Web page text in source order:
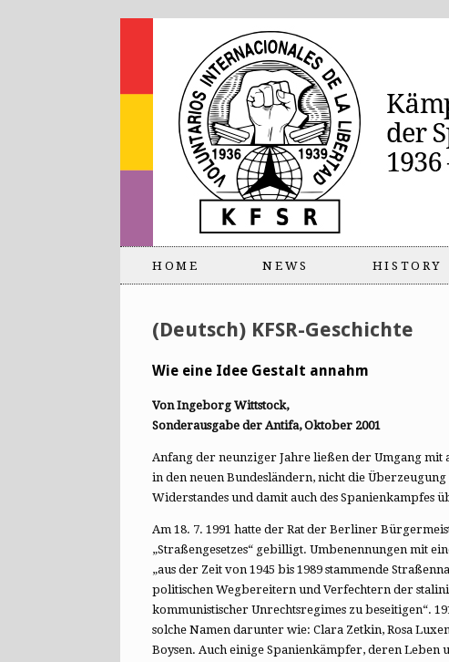
HOME NEWS HISTORY
(Deutsch) KFSR-Geschichte
Wie eine Idee Gestalt annahm
Von Ingeborg Wittstock,
Sonderausgabe der Antifa, Oktober 2001
Anfang der neunziger Jahre ließen der Umgang
in den neuen Bundesländern, nicht die Überzeugung
Widerstandes und damit auch des Spanienkampfes
Am 18. 7. 1991 hatte der Rat der Berliner
„Straßengesetzes“ gebilligt. Umbenennungen mit
„aus der Zeit von 1945 bis 1989 stammende
politischen Wegbereitern und Verfechtern der
kommunistischer Unrechtsregimes zu beseitigen“.
solche Namen darunter wie: Clara Zetkin, Rosa
Boysen. Auch einige Spanienkämpfer, deren